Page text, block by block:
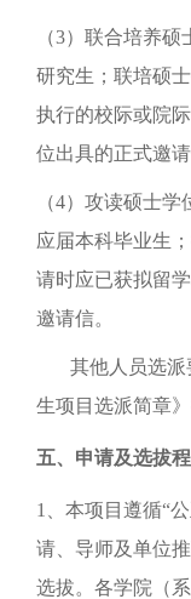
（3）联合培养
研究生；联培硕
执行的校际或院
位出具的正式邀
（4）攻读硕士
应届本科毕业生
请时应已获拟留
邀请信。
其他人员选派
生项目选派简章》
五、申请及选拔
1、本项目遵循“
请、导师及单位
选拔。各学院（